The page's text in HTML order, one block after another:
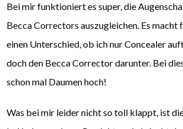
Bei mir funktioniert es super, die
Becca Correctors auszugleichen. Es
einen Unterschied, ob ich nur Concealer
doch den Becca Corrector darunter. Bei
schon mal Daumen hoch!
Was bei mir leider nicht so toll klappt, ist